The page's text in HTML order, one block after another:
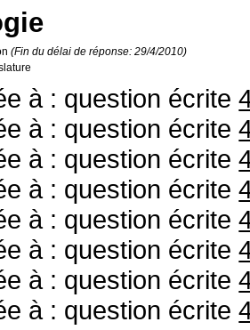
(Fin du délai de réponse: 29/4/2010)
à : question écrite
à : question écrite
à : question écrite
à : question écrite
à : question écrite
à : question écrite
à : question écrite
à : question écrite